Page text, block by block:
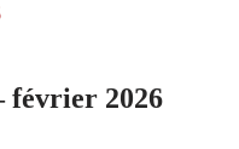
février 2026